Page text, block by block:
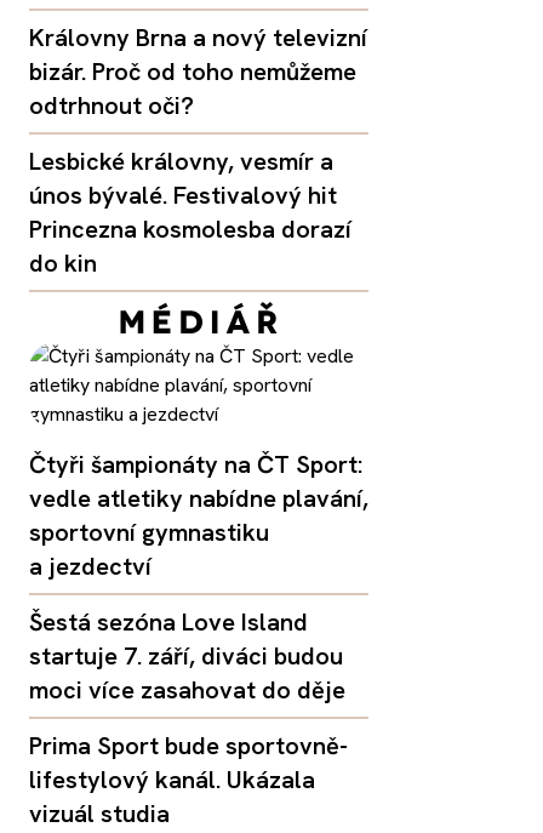
Královny Brna a nový televizní
bizár. Proč od toho nemůžeme
odtrhnout oči?
Lesbické královny, vesmír a
únos bývalé. Festivalový hit
Princezna kosmolesba dorazí
do kin
Čtyři šampionáty na ČT Sport:
vedle atletiky nabídne plavání,
sportovní gymnastiku
a jezdectví
Šestá sezóna Love Island
startuje 7. září, diváci budou
moci více zasahovat do děje
Prima Sport bude sportovně-
lifestylový kanál. Ukázala
vizuál studia